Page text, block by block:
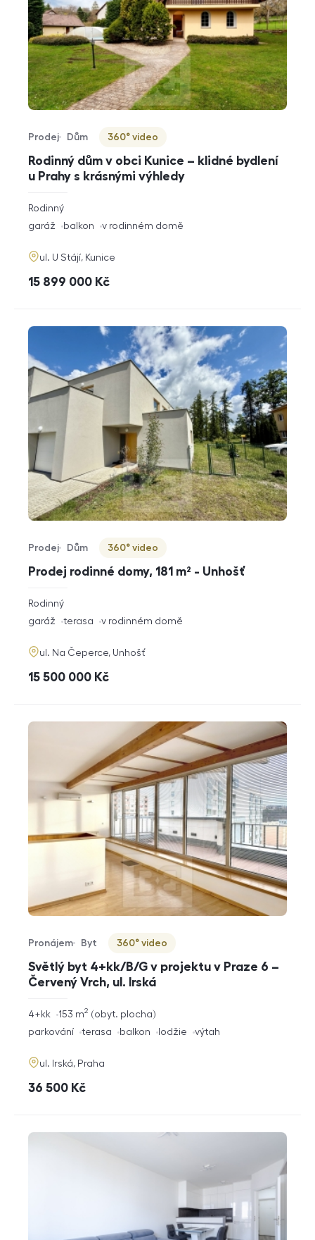
Rodinný dům v obci Kunice – klidné bydlení
u Prahy s krásnými výhledy
Typ nabídky
Prodej
Typ nemovitosti
Dům
Virtuální prohlídka
360° video
rozměry
dispozice
Rodinný
funkce
garáž balkon v rodinném domě
adresa
ul. U Stájí, Kunice
cena
15 899 000 Kč
Prodej rodinné domy, 181 m² - Unhošť
Typ nabídky
Prodej
Typ nemovitosti
Dům
Virtuální prohlídka
360° video
rozměry
dispozice
Rodinný
funkce
garáž terasa v rodinném domě
adresa
ul. Na Čeperce, Unhošť
cena
15 500 000 Kč
Světlý byt 4+kk/B/G v projektu v Praze 6 –
Červený Vrch, ul. Irská
Typ nabídky
Pronájem
Typ nemovitosti
Byt
Virtuální prohlídka
360° video
rozměry
dispozice
4+kk obyt. plocha
153 m2
funkce
parkování terasa balkon lodžie výtah
adresa
ul. Irská, Praha
cena
36 500 Kč